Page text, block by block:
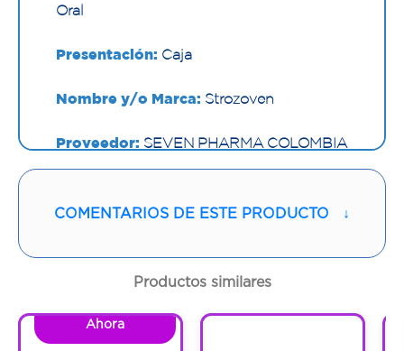
Oral
Presentación: Caja
Nombre y/o Marca: Strozoven
Proveedor: SEVEN PHARMA COLOMBIA
SAS
Vía de administración:ORAL
Contenido:1 Und
Código:1293939
COMENTARIOS DE ESTE PRODUCTO ↓
Productos similares
Ahora